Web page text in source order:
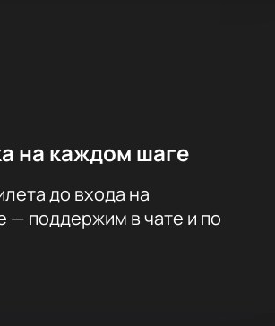
на каждом шаге
до входа на
— поддержим в чате и по